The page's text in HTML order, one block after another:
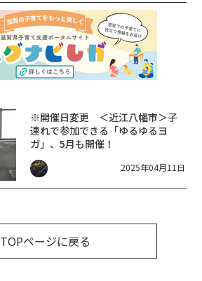
※開催日変更 ＜近江八幡市＞子
連れで参加できる「ゆるゆるヨ
ガ」、5月も開催！
2025年04月11日
TOPページに戻る